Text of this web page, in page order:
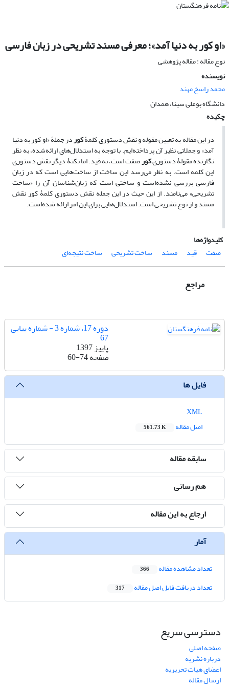
«او کور به دنیا آمد»؛ معرفی مسند تشریحی در زبان فارسی
نوع مقاله : مقاله پژوهشی
نویسنده
محمد راسخ مهند
دانشگاه بوعلی سینا، همدان
چکیده
در این مقاله به تعیین مقوله و نقش دستوری کلمۀکوردر جملۀ «او کور به دنیا
آمد» و جملاتی نظیر آن پرداخته‌ایم. با توجه به استدلال‌های ارائه‌شده، به نظر
نگارنده مقولۀ دستوریکورصفت است، نه قید. اما نکتۀ دیگر نقش دستوری
این کلمه است. به نظر می‌رسد این ساخت از ساخت‌هایی است که در زبان
فارسی بررسی نشده‌است و ساختی است که زبان‌شناسان آن را «ساخت
تشریحی» می‌نامند. از این حیث در این جمله نقش دستوری کلمۀ کور نقش
مسند و از نوع تشریحی است. استدلال‌هایی برای این امر ارائه شده‌است.
کلیدواژه‌ها
صفت
قید مسند ساخت تشریحی ساخت نتیجه‌ای
مراجع
دوره 17، شماره 3 - شماره پیاپی
67
پاییز 1397
صفحه60-74
فایل ها
اصل مقاله
561.73 K
سابقه مقاله
هم رسانی
ارجاع به این مقاله
آمار
تعداد مشاهده مقاله 366
تعداد دریافت فایل اصل مقاله 317
دسترسی سریع
صفحه اصلی
درباره نشریه
اعضای هیات تحریریه
ارسال مقاله